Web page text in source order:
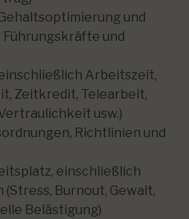
und
und
Arbeitszeit,
Zeitkredit, Telearbeit,
usw.)
Richtlinien und
einschließlich
Burnout, Gewalt,
Belästigung)